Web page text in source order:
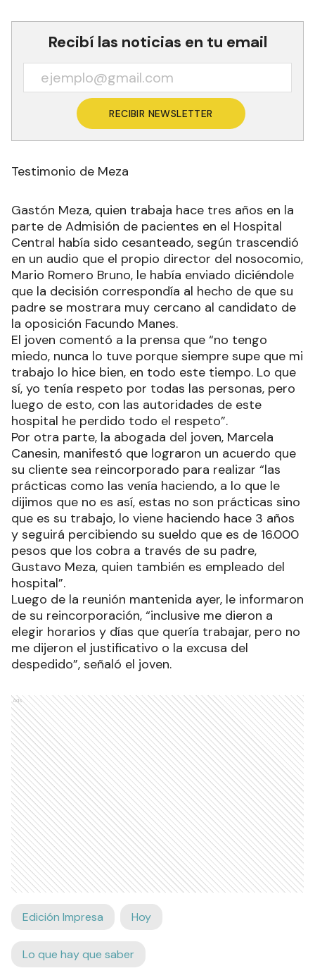
Recibí las noticias en tu email
RECIBIR NEWSLETTER
Testimonio de Meza
Gastón Meza, quien trabaja hace tres años en la
parte de Admisión de pacientes en el Hospital
Central había sido cesanteado, según trascendió
en un audio que el propio director del nosocomio,
Mario Romero Bruno, le había enviado diciéndole
que la decisión correspondía al hecho de que su
padre se mostrara muy cercano al candidato de
la oposición Facundo Manes.
El joven comentó a la prensa que “no tengo
miedo, nunca lo tuve porque siempre supe que mi
trabajo lo hice bien, en todo este tiempo. Lo que
sí, yo tenía respeto por todas las personas, pero
luego de esto, con las autoridades de este
hospital he perdido todo el respeto”.
Por otra parte, la abogada del joven, Marcela
Canesin, manifestó que lograron un acuerdo que
su cliente sea reincorporado para realizar “las
prácticas como las venía haciendo, a lo que le
dijimos que no es así, estas no son prácticas sino
que es su trabajo, lo viene haciendo hace 3 años
y seguirá percibiendo su sueldo que es de 16.000
pesos que los cobra a través de su padre,
Gustavo Meza, quien también es empleado del
hospital”.
Luego de la reunión mantenida ayer, le informaron
de su reincorporación, “inclusive me dieron a
elegir horarios y días que quería trabajar, pero no
me dijeron el justificativo o la excusa del
despedido”, señaló el joven.
Ads
Edición Impresa Hoy
Lo que hay que saber